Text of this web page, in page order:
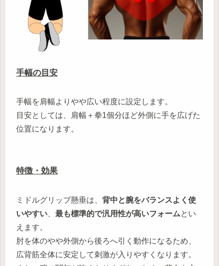
手幅の目安
手幅を肩幅よりやや広い程度に設定します。
目安としては、肩幅＋拳1個分ほど外側に手を広げた
位置になります。
特徴・効果
ミドルグリップ懸垂は、 背中と腕をバランスよく使
いやすい
最も標準的で汎用性が高いフォームとい
えます。
肘を体のやや外側から後ろへ引く動作になるため、
広背筋全体に安定して刺激が入りやすくなります。